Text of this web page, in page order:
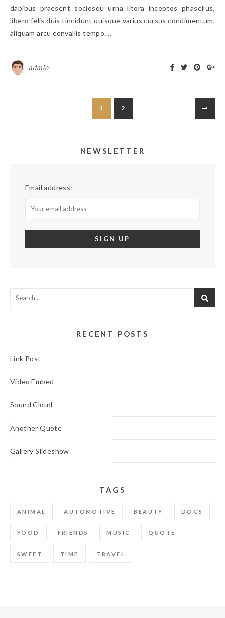
dapibus praesent sociosqu urna litora inceptos phasellus,
libero felis duis tincidunt quisque varius cursus condimentum,
aliquam arcu convallis tempo.…
admin
1 2
NEWSLETTER
Email address:
RECENT POSTS
Link Post
Video Embed
Sound Cloud
Another Quote
Gallery Slideshow
TAGS
ANIMAL AUTOMOTIVE BEAUTY DOGS
FOOD FRIENDS MUSIC QUOTE
SWEET TIME TRAVEL